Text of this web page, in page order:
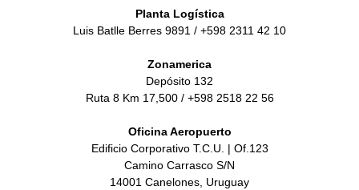
Planta Logística
Luis Batlle Berres 9891 / +598 2311 42 10
Zonamerica
Depósito 132
Ruta 8 Km 17,500 / +598 2518 22 56
Oficina Aeropuerto
Edificio Corporativo T.C.U. | Of.123
Camino Carrasco S/N
14001 Canelones, Uruguay